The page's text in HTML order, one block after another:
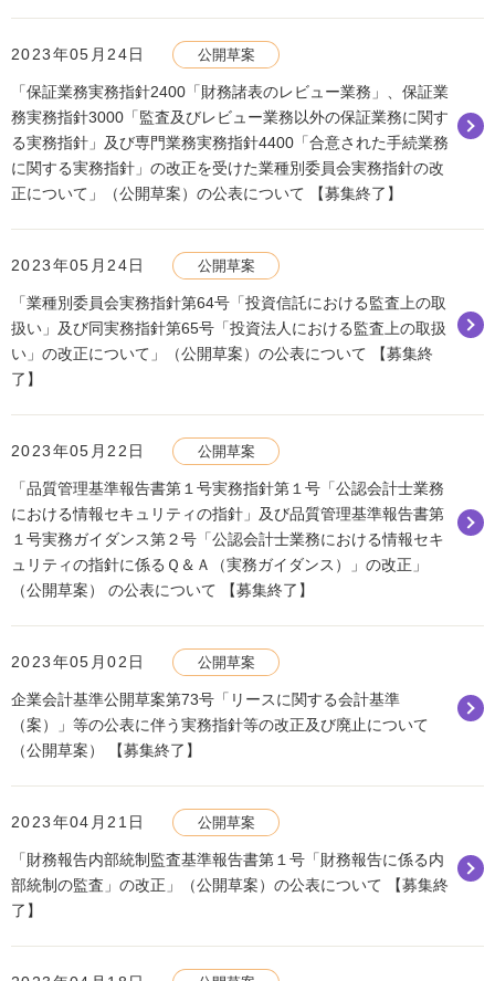
2023年05月24日 公開草案
「保証業務実務指針2400「財務諸表のレビュー業務」、保証業
務実務指針3000「監査及びレビュー業務以外の保証業務に関す
る実務指針」及び専門業務実務指針4400「合意された手続業務
に関する実務指針」の改正を受けた業種別委員会実務指針の改
正について」（公開草案）の公表について 【募集終了】
2023年05月24日 公開草案
「業種別委員会実務指針第64号「投資信託における監査上の取
扱い」及び同実務指針第65号「投資法人における監査上の取扱
い」の改正について」（公開草案）の公表について 【募集終
了】
2023年05月22日 公開草案
「品質管理基準報告書第１号実務指針第１号「公認会計士業務
における情報セキュリティの指針」及び品質管理基準報告書第
１号実務ガイダンス第２号「公認会計士業務における情報セキ
ュリティの指針に係るＱ＆Ａ（実務ガイダンス）」の改正」
（公開草案） の公表について 【募集終了】
2023年05月02日 公開草案
企業会計基準公開草案第73号「リースに関する会計基準
（案）」等の公表に伴う実務指針等の改正及び廃止について
（公開草案） 【募集終了】
2023年04月21日 公開草案
「財務報告内部統制監査基準報告書第１号「財務報告に係る内
部統制の監査」の改正」（公開草案）の公表について 【募集終
了】